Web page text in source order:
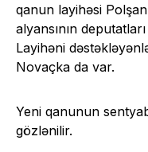
qanun layihəsi
alyansının
Layihəni
Novaçka da var.
Yeni qanunun
gözlənilir.